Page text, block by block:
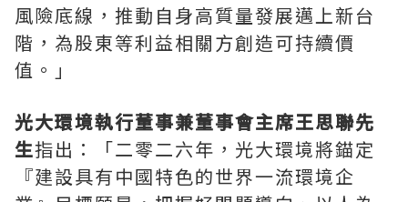
風險底線，推動自身高質量發展邁上新台
階，為股東等利益相關方創造可持續價
值。」
光大環境執行董事兼董事會主席王思聯先
生指出：「二零二六年，光大環境將錨定
『建設具有中國特色的世界一流環境企